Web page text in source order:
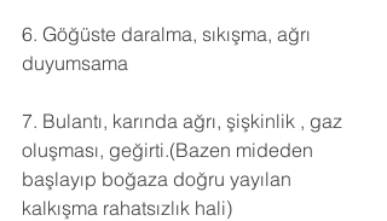
6. Göğüste daralma, sıkışma, ağrı
duyumsama
7. Bulantı, karında ağrı, şişkinlik , gaz
oluşması, geğirti.(Bazen mideden
başlayıp boğaza doğru yayılan
kalkışma rahatsızlık hali)